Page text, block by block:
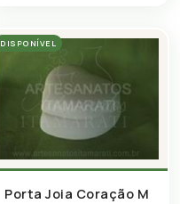
DISPONÍVEL
Porta Joia Coração M